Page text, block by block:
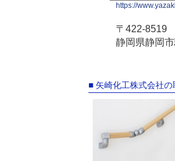
https://
〒422-8519
静岡県静岡
■ 矢崎化工株式会社の